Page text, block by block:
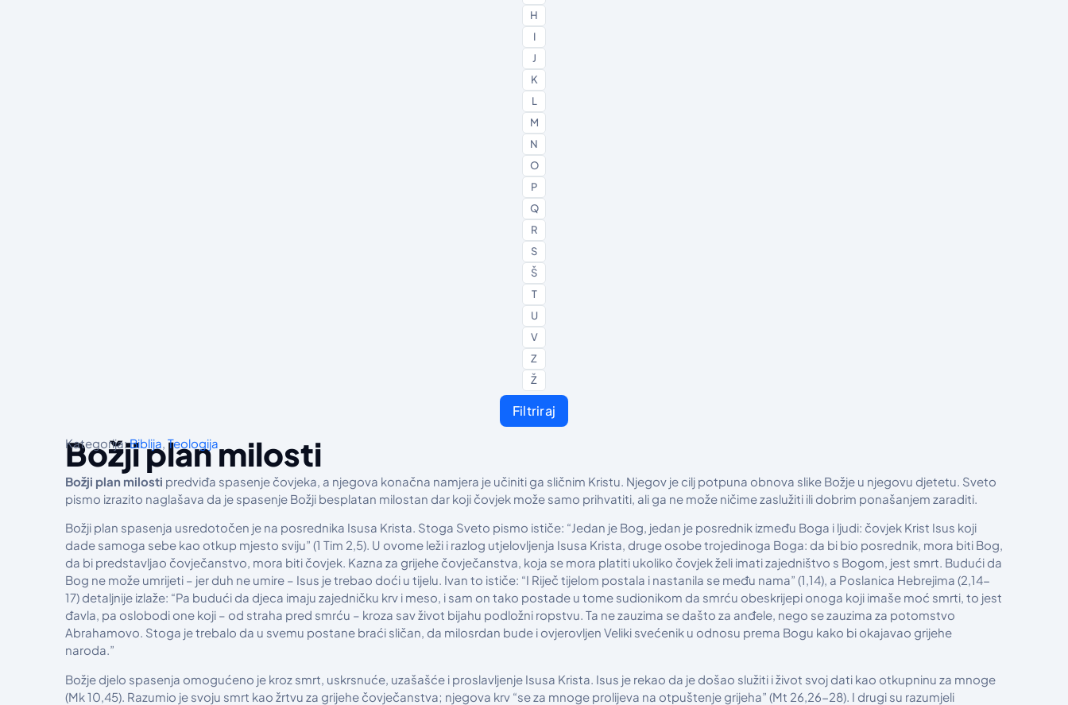
H
I
J
K
L
M
N
O
P
Q
R
S
Š
T
U
V
Z
Ž
Filtriraj
Kategorija:Biblija, Teologija
Božji plan milosti
Božji plan milosti predviđa spasenje čovjeka, a njegova konačna namjera je učiniti ga sličnim Kristu. Njegov je cilj potpuna obnova slike Božje u njegovu djetetu. Sveto
pismo izrazito naglašava da je spasenje Božji besplatan milostan dar koji čovjek može samo prihvatiti, ali ga ne može ničime zaslužiti ili dobrim ponašanjem zaraditi.
Božji plan spasenja usredotočen je na posrednika Isusa Krista. Stoga Sveto pismo ističe: “Jedan je Bog, jedan je posrednik između Boga i ljudi: čovjek Krist Isus koji
dade samoga sebe kao otkup mjesto sviju” (1 Tim 2,5). U ovome leži i razlog utjelovljenja Isusa Krista, druge osobe trojedinoga Boga: da bi bio posrednik, mora biti Bog,
da bi predstavljao čovječanstvo, mora biti čovjek. Kazna za grijehe čovječanstva, koja se mora platiti ukoliko čovjek želi imati zajedništvo s Bogom, jest smrt. Budući da
Bog ne može umrijeti – jer duh ne umire – Isus je trebao doći u tijelu. Ivan to ističe: “I Riječ tijelom postala i nastanila se među nama” (1,14), a Poslanica Hebrejima (2,14-
17) detaljnije izlaže: “Pa budući da djeca imaju zajedničku krv i meso, i sam on tako postade u tome sudionikom da smrću obeskrijepi onoga koji imaše moć smrti, to jest
đavla, pa oslobodi one koji – od straha pred smrću – kroza sav život bijahu podložni ropstvu. Ta ne zauzima se dašto za anđele, nego se zauzima za potomstvo
Abrahamovo. Stoga je trebalo da u svemu postane braći sličan, da milosrdan bude i ovjerovljen Veliki svećenik u odnosu prema Bogu kako bi okajavao grijehe
naroda.”
Božje djelo spasenja omogućeno je kroz smrt, uskrsnuće, uzašašće i proslavljenje Isusa Krista. Isus je rekao da je došao služiti i život svoj dati kao otkupninu za mnoge
(Mk 10,45). Razumio je svoju smrt kao žrtvu za grijehe čovječanstva; njegova krv “se za mnoge prolijeva na otpuštenje grijeha” (Mt 26,26-28). I drugi su razumjeli